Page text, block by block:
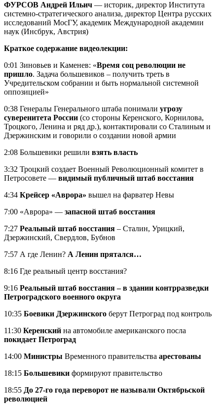
ФУРСОВ Андрей Ильич — историк, директор Института
системно-стратегического анализа, директор Центра русских
исследований МосГУ, академик Международной академии
наук (Инсбрук, Австрия)
Краткое содержание видеолекции:
0:01 Зиновьев и Каменев: «Время соц революции не
пришло. Задача большевиков – получить треть в
Учредительском собрании и быть нормальной системной
оппозицией»
0:38 Генералы Генерального штаба понимали угрозу
суверенитета России (со стороны Керенского, Корнилова,
Троцкого, Ленина и ряд др.), контактировали со Сталиным и
Дзержинским и говорили о создании новой армии
2:08 Большевики решили взять власть
3:32 Троцкий создает Военный Революционный комитет в
Петросовете — видимый публичный штаб восстания
4:34 Крейсер «Аврора» вышел на фарватер Невы
7:00 «Аврора» — запасной штаб восстания
7:27 Реальный штаб восстания – Сталин, Урицкий,
Дзержинский, Свердлов, Бубнов
7:57 А где Ленин? А Ленин прятался…
8:16 Где реальный центр восстания?
9:16 Реальный штаб восстания – в здании контрразведки
Петроградского военного округа
10:35 Боевики Дзержинского берут Петроград под контроль
11:30 Керенский на автомобиле американского посла
покидает Петроград
14:00 Министры Временного правительства арестованы
18:15 Большевики формируют правительство
18:55 До 27-го года переворот не называли Октябрьской
революцией